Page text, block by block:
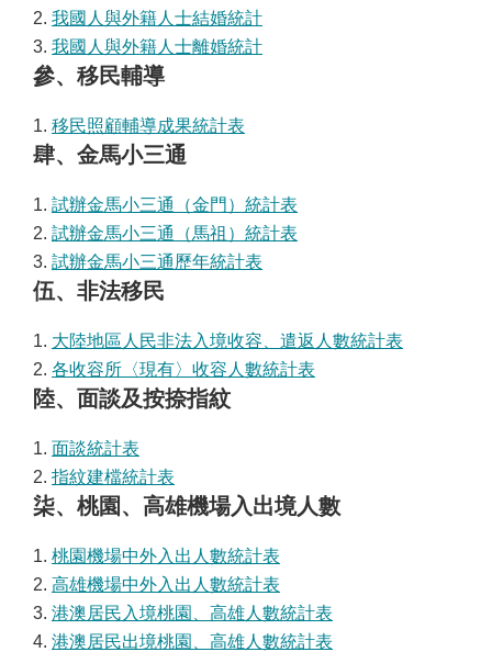
2. 我國人與外籍人士結婚統計
3. 我國人與外籍人士離婚統計
參、移民輔導
1. 移民照顧輔導成果統計表
肆、金馬小三通
1. 試辦金馬小三通（金門）統計表
2. 試辦金馬小三通（馬祖）統計表
3. 試辦金馬小三通歷年統計表
伍、非法移民
1. 大陸地區人民非法入境收容、遣返人數統計表
2. 各收容所〈現有〉收容人數統計表
陸、面談及按捺指紋
1. 面談統計表
2. 指紋建檔統計表
柒、桃園、高雄機場入出境人數
1. 桃園機場中外入出人數統計表
2. 高雄機場中外入出人數統計表
3. 港澳居民入境桃園、高雄人數統計表
4. 港澳居民出境桃園、高雄人數統計表